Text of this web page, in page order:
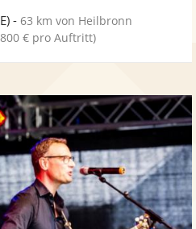
-63 km von Heilbronn
€ pro Auftritt)